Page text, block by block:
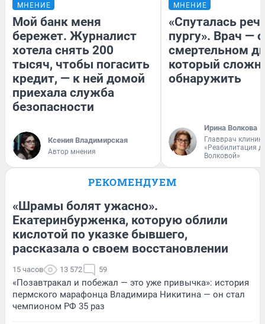
МНЕНИЕ
Мой банк меня
бережет. Журналист
хотела снять 200
тысяч, чтобы погасить
кредит, — к ней домой
приехала служба
безопасности
Ксения Владимирская
Автор мнения
МНЕНИЕ
«Спуталась
пургу». Врач — о
смертельном
который
обнаружить
Ирина Волкова
Главврач
«Реабилитация
Волковой»
РЕКОМЕНДУЕМ
«Шрамы болят ужасно».
Екатеринбурженка, которую облили
кислотой по указке бывшего,
рассказала о своем восстановлении
15 часов 13 572 59
«Позавтракал и побежал — это уже привычка»: история
пермского марафонца Владимира Никитина — он стал
чемпионом РФ 35 раз